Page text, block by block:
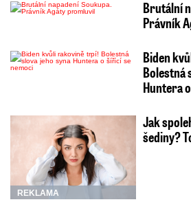
Brutální
Právník
Biden
Bolestná
Huntera
REKLAMA
Jak
šediny?